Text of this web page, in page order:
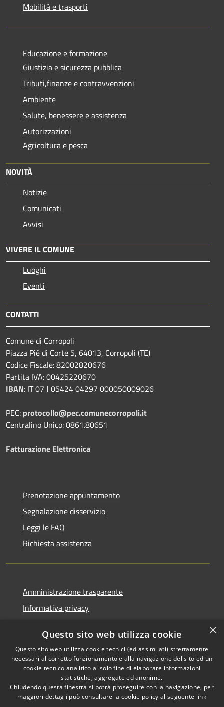
Mobilità e trasporti
Educazione e formazione
Giustizia e sicurezza pubblica
Tributi,finanze e contravvenzioni
Ambiente
Salute, benessere e assistenza
Autorizzazioni
Agricoltura e pesca
NOVITÀ
Notizie
Comunicati
Avvisi
VIVERE IL COMUNE
Luoghi
Eventi
CONTATTI
Comune di Corropoli
Piazza Pié di Corte 5, 64013, Corropoli (TE)
Codice Fiscale: 82002820676
Partita IVA: 00425220670
IBAN: IT 07 J 05424 04297 000050009026
PEC: protocollo@pec.comunecorropoli.it
Centralino Unico: 0861.80651
Fatturazione Elettronica
Prenotazione appuntamento
Segnalazione disservizio
Leggi le FAQ
Richiesta assistenza
Amministrazione trasparente
Informativa privacy
Dichiarazione di accessibilità
RSS
Accessibilità
Copyright © 2026 • Comune di
Corropoli • Powered by
×
Questo sito web utilizza cookie
Questo sito web utilizza cookie tecnici (ed assimilati) strettamente
necessari al corretto funzionamento e alla navigazione del sito ed un
cookie tecnico analitico al solo fine di elaborare informazioni
statistiche, aggregate ed anonime.
Chiudendo questa finestra si potrà proseguire con la navigazione, per
maggiori dettagli può consultare la cookie policy al seguente link